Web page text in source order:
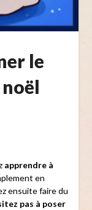
le
apprendre à
en
ensuite faire du
pas à poser